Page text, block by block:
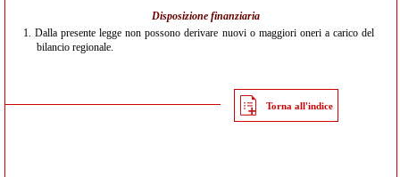
Disposizione finanziaria
1.Dalla presente legge non possono derivare nuovi o maggiori oneri a carico del
bilancio regionale.
Torna all'indice